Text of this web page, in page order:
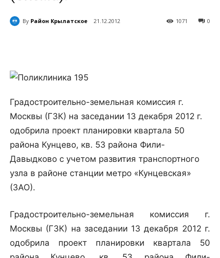
By Район Крылатское 21.12.2012 0
1071
Градостроительно-земельная комиссия г.
Москвы (ГЗК) на заседании 13 декабря 2012 г.
одобрила проект планировки квартала 50
района Кунцево, кв. 53 района Фили-
Давыдково с учетом развития транспортного
узла в районе станции метро «Кунцевская»
(ЗАО).
Градостроительно-земельная комиссия г.
Москвы (ГЗК) на заседании 13 декабря 2012 г.
одобрила проект планировки квартала 50